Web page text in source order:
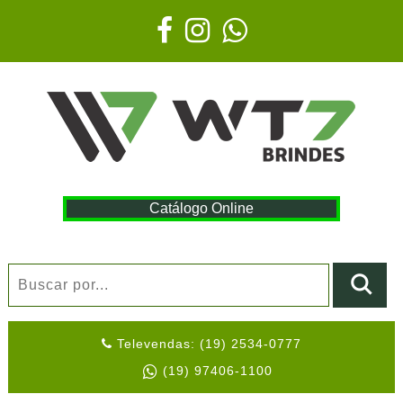
Catálogo Online
Televendas: (19) 2534-0777
(19) 97406-1100